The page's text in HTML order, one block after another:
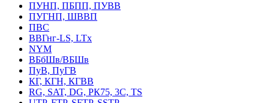
ПУНП, ПБПП, ПУВВ
ПУГНП, ШВВП
ПВС
ВВГнг-LS, LTx
NYM
ВБбШв/ВБШв
ПуВ, ПуГВ
КГ, КГН, КГВВ
RG, SAT, DG, РК75, 3С, TS